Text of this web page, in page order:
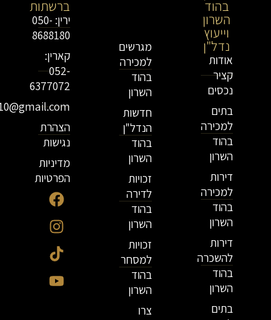
בהוד
השרון
וייעוץ
נדל"ן
אודות
קציר
נכסים
בתים
למכירה
בהוד
השרון
דירות
למכירה
בהוד
השרון
דירות
להשכרה
בהוד
השרון
בתים
מגרשים
למכירה
בהוד
השרון
חדשות
הנדל"ן
בהוד
השרון
זכויות
לדירה
בהוד
השרון
זכויות
למסחר
בהוד
השרון
צרו
ברשתות
ירין: 050-
8688180
קארין:
052-
6377072
הצהרת
נגישות
מדיניות
הפרטיות